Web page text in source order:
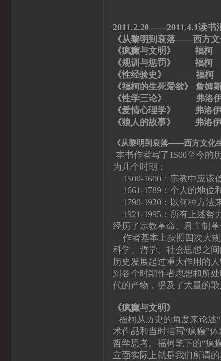
2011.2.20——2011.4.1读书
《从黎明到衰落——西方文
《疯癫与文明》 福
《规训与惩罚》 福
《性经验史》 福
《福柯的生死爱欲》 詹姆
《性学三论》 弗洛
《爱情心理学》 弗洛
《狼人的故事》 弗洛
《从黎明到衰落——西方文化
本书作者写了1500至今的
为几个时期：
1500-1600：宗教中应该
1661-1789：个人的地位
1790-1920：以何种方法
1921-1995：所有上述努
经历了宗教革命、君主制
作者基本上按照四次大规
科学、哲学、社会思想之
历史发展起过重大作用的
到各个时期作者思想和所
代的产物，提及了大量的
《疯癫与文明》
福柯从历史的角度来论述
术作品和当时描写“疯癫”
哲学思考。福柯笔下的“疯
立面实际上就是我们所谓